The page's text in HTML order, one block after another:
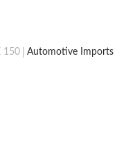
150 Automotive Imports